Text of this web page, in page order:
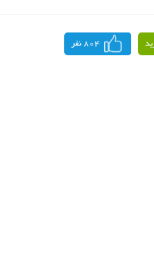
804 نفر